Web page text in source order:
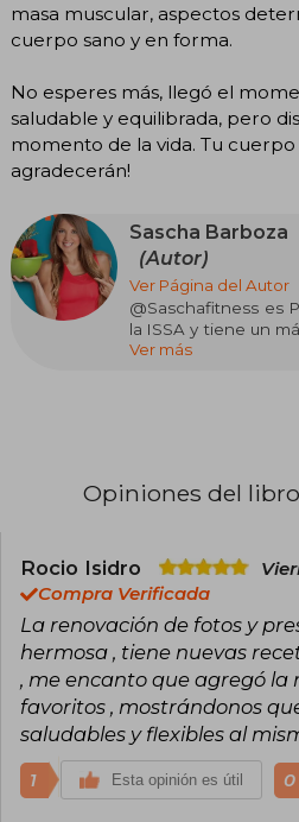
masa muscular, aspectos
cuerpo sano y en forma.
No esperes más, llegó el
saludable y equilibrada, pero
momento de la vida. Tu
agradecerán!
Sascha Barboza
(Autor)
Ver Página del Autor
@Saschafitness es
la ISSA y tiene un
estudios en
Ver más
Opiniones del libro
Rocio Isidro
Compra Verificada
La renovación de fotos y
hermosa , tiene nuevas
, me encanto que agregó la
favoritos , mostrándonos
saludables y flexibles al
1 Esta opinión es útil 0